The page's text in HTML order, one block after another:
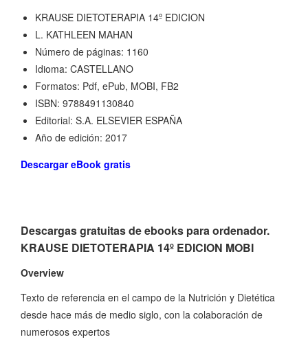
KRAUSE DIETOTERAPIA 14º EDICION
L. KATHLEEN MAHAN
Número de páginas: 1160
Idioma: CASTELLANO
Formatos: Pdf, ePub, MOBI, FB2
ISBN: 9788491130840
Editorial: S.A. ELSEVIER ESPAÑA
Año de edición: 2017
Descargar eBook gratis
Descargas gratuitas de ebooks para ordenador.
KRAUSE DIETOTERAPIA 14º EDICION MOBI
Overview
Texto de referencia en el campo de la Nutrición y Dietética
desde hace más de medio siglo, con la colaboración de
numerosos expertos